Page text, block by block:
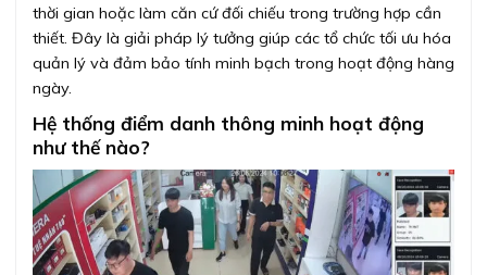
thời gian hoặc làm căn cứ đối chiếu trong trường hợp cần
thiết. Đây là giải pháp lý tưởng giúp các tổ chức tối ưu hóa
quản lý và đảm bảo tính minh bạch trong hoạt động hàng
ngày.
Hệ thống điểm danh thông minh hoạt động
như thế nào?